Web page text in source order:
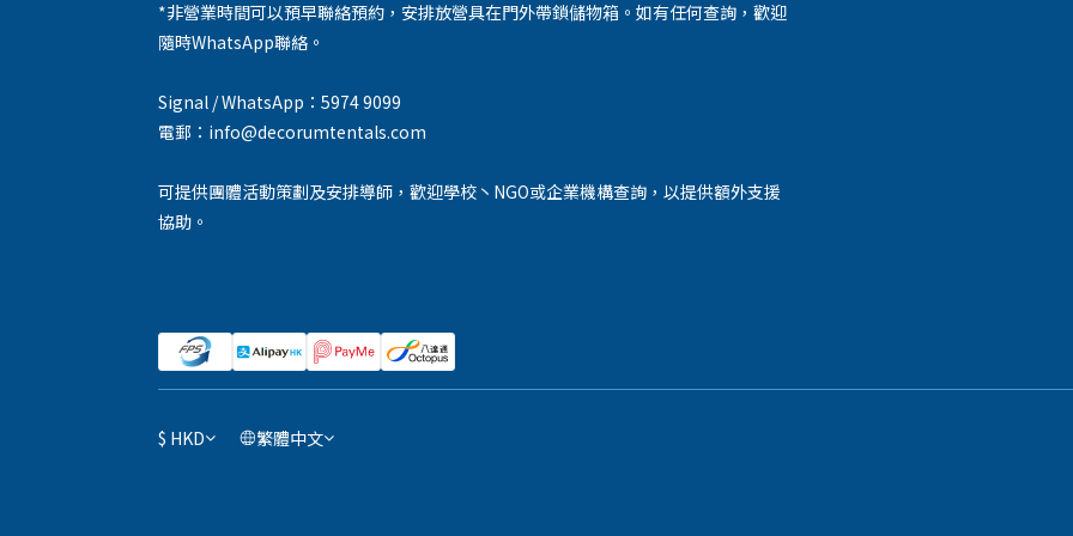
*非營業時間可以預早聯絡預約，安排放營具在門外帶鎖儲物箱。如有任何查詢，歡迎
隨時WhatsApp聯絡。
Signal / WhatsApp：5974 9099
電郵：info@decorumtentals.com
可提供團體活動策劃及安排導師，歡迎學校丶NGO或企業機構查詢，以提供額外支援
協助。
$ HKD 繁體中文